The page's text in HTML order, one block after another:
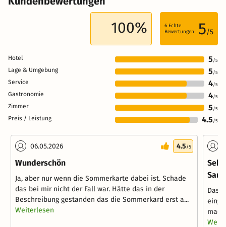
100% 6 Echte
Bewertungen
5/5
Hotel 5 /5
Lage & Umgebung 5 /5
Service 4/5
Gastronomie 4/5
Zimmer 5 /5
Preis / Leistung 4.5 /5
06.05.2026 4.5/5
Wunderschön
Ja, aber nur wenn die Sommerkarte dabei ist. Schade
das bei mir nicht der Fall war. Hätte das in der
Beschreibung gestanden das die Sommerkard erst a...
Weiterlesen
Das